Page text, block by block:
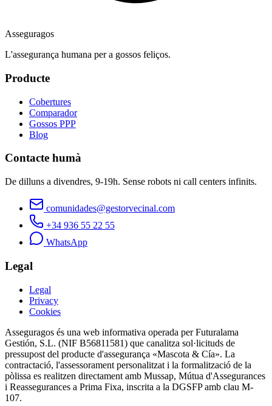
Asseguragos
L'assegurança humana per a gossos feliços.
Producte
Cobertures
Comparador
Gossos PPP
Blog
Contacte humà
De dilluns a divendres, 9-19h. Sense robots ni call centers infinits.
comunidades@gestorvecinal.com
+34 936 55 22 55
WhatsApp
Legal
Legal
Privacy
Cookies
Asseguragos és una web informativa operada per Futuralama
Gestión, S.L. (NIF B56811581) que canalitza sol·licituds de
pressupost del producte d'assegurança «Mascota & Cía». La
contractació, l'assessorament personalitzat i la formalització de la
pòlissa es realitzen directament amb Mussap, Mútua d'Assegurances
i Reassegurances a Prima Fixa, inscrita a la DGSFP amb clau M-
107.